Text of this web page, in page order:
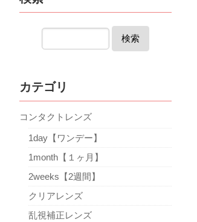
検索
カテゴリ
コンタクトレンズ
1day【ワンデー】
1month【１ヶ月】
2weeks【2週間】
クリアレンズ
乱視補正レンズ